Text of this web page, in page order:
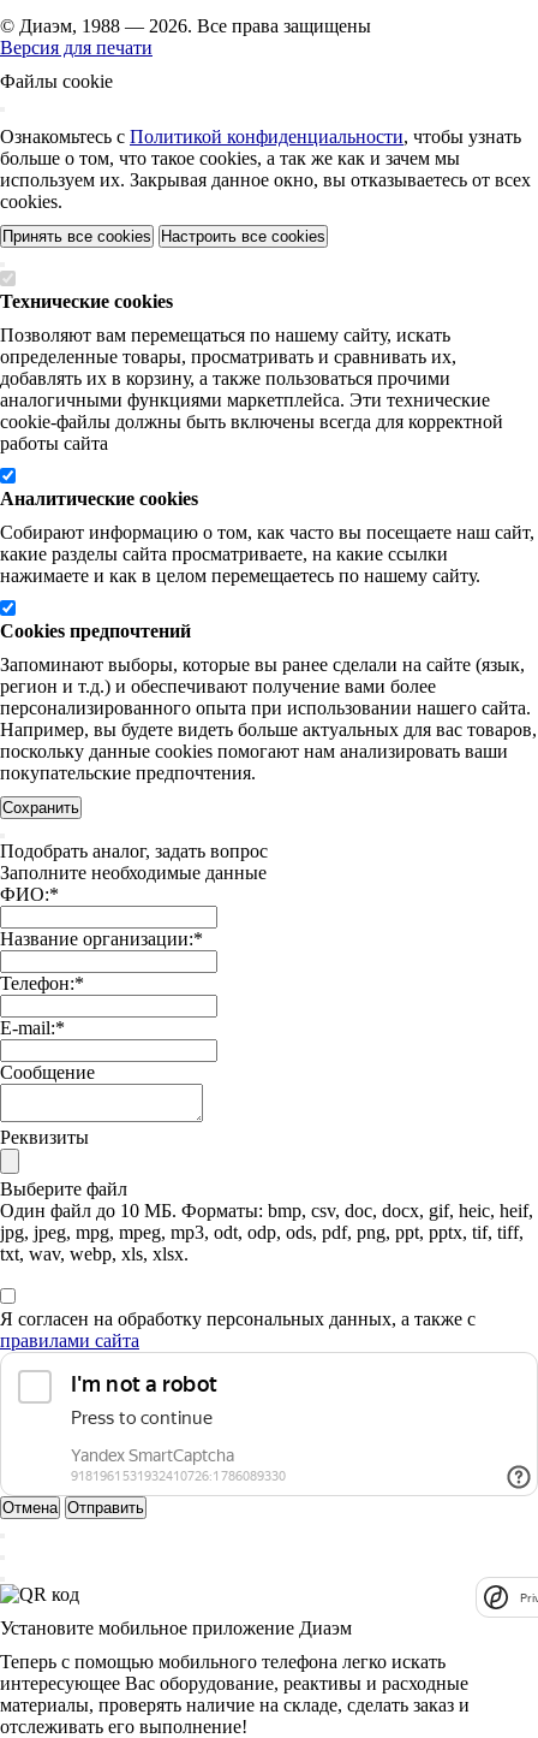
© Диаэм, 1988 — 2026. Все права защищены
Версия для печати
Файлы cookie
Ознакомьтесь с Политикой конфиденциальности, чтобы узнать
больше о том, что такое cookies, а так же как и зачем мы
используем их. Закрывая данное окно, вы отказываетесь от всех
cookies.
Принять все cookies Настроить все cookies
Технические cookies
Позволяют вам перемещаться по нашему сайту, искать
определенные товары, просматривать и сравнивать их,
добавлять их в корзину, а также пользоваться прочими
аналогичными функциями маркетплейса. Эти технические
cookie-файлы должны быть включены всегда для корректной
работы сайта
Аналитические cookies
Собирают информацию о том, как часто вы посещаете наш сайт,
какие разделы сайта просматриваете, на какие ссылки
нажимаете и как в целом перемещаетесь по нашему сайту.
Cookies предпочтений
Запоминают выборы, которые вы ранее сделали на сайте (язык,
регион и т.д.) и обеспечивают получение вами более
персонализированного опыта при использовании нашего сайта.
Например, вы будете видеть больше актуальных для вас товаров,
поскольку данные cookies помогают нам анализировать ваши
покупательские предпочтения.
Сохранить
Подобрать аналог, задать вопрос
Заполните необходимые данные
ФИО:*
Название организации:*
Телефон:*
E-mail:*
Сообщение
Реквизиты
Выберите файл
Один файл до 10 МБ. Форматы: bmp, csv, doc, docx, gif, heic, heif,
jpg, jpeg, mpg, mpeg, mp3, odt, odp, ods, pdf, png, ppt, pptx, tif, tiff,
txt, wav, webp, xls, xlsx.
Я согласен на обработку персональных данных, а также с
правилами сайта
Отмена Отправить
Установите мобильное приложение Диаэм
Теперь с помощью мобильного телефона легко искать
интересующее Вас оборудование, реактивы и расходные
материалы, проверять наличие на складе, сделать заказ и
отслеживать его выполнение!